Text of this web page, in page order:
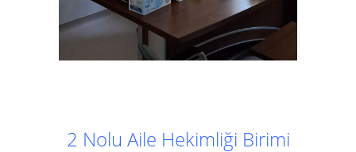
2 Nolu Aile Hekimliği Birimi